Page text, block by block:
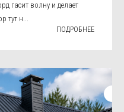
гасит волну и делает
тут н...
ПОДРОБНЕЕ